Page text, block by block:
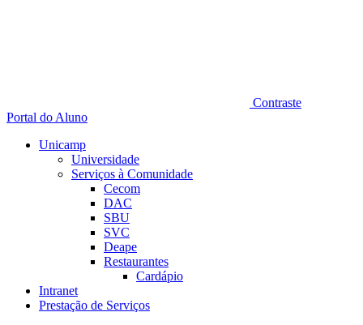
Contraste
Portal do Aluno
Unicamp
Universidade
Serviços à Comunidade
Cecom
DAC
SBU
SVC
Deape
Restaurantes
Cardápio
Intranet
Prestação de Serviços